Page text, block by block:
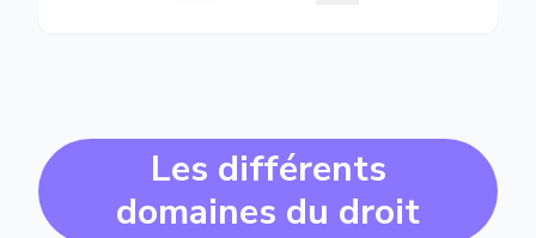
Les différents
domaines du droit